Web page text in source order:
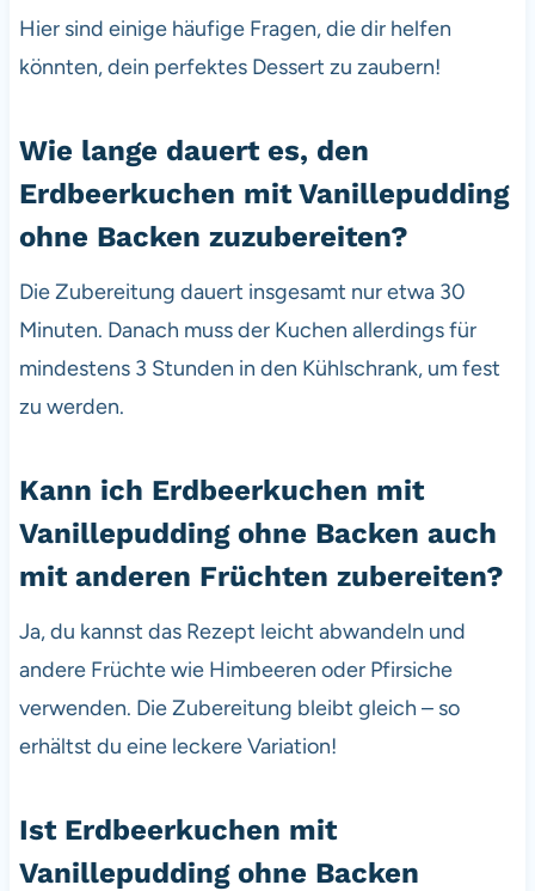
Hier sind einige häufige Fragen, die dir helfen
könnten, dein perfektes Dessert zu zaubern!
Wie lange dauert es, den
Erdbeerkuchen mit Vanillepudding
ohne Backen zuzubereiten?
Die Zubereitung dauert insgesamt nur etwa 30
Minuten. Danach muss der Kuchen allerdings für
mindestens 3 Stunden in den Kühlschrank, um fest
zu werden.
Kann ich Erdbeerkuchen mit
Vanillepudding ohne Backen auch
mit anderen Früchten zubereiten?
Ja, du kannst das Rezept leicht abwandeln und
andere Früchte wie Himbeeren oder Pfirsiche
verwenden. Die Zubereitung bleibt gleich – so
erhältst du eine leckere Variation!
Ist Erdbeerkuchen mit
Vanillepudding ohne Backen